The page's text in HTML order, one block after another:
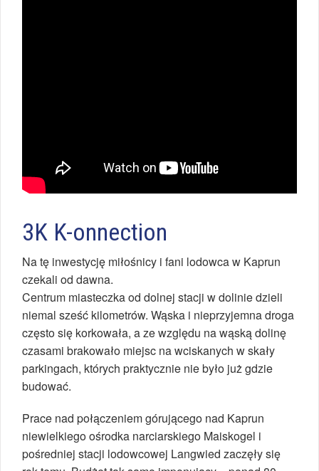
3K K-onnection
Na tę inwestycję miłośnicy i fani lodowca w Kaprun
czekali od dawna.
Centrum miasteczka od dolnej stacji w dolinie dzieli
niemal sześć kilometrów. Wąska i nieprzyjemna droga
często się korkowała, a ze względu na wąską dolinę
czasami brakowało miejsc na wciskanych w skały
parkingach, których praktycznie nie było już gdzie
budować.
Prace nad połączeniem górującego nad Kaprun
niewielkiego ośrodka narciarskiego Maiskogel i
pośredniej stacji lodowcowej Langwied zaczęły się